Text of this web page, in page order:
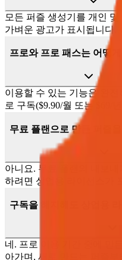
모든 퍼즐 생성기를 개인
가벼운 광고가 표시됩니다.
프로와 프로 패스는 어떻게
이용할 수 있는 기능은 완
로 구독($9.90/월 또는 $69/
무료 플랜으로 만든 퍼즐
아니요. 무료 플랜의 내보
하려면 상업용 라이선스가
구독을 해지해도 상업용
네. 프로 이용 기간 중에 만
아가며, 새로 만드는 퍼즐부